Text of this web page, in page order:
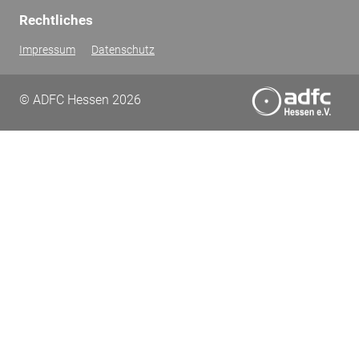
Rechtliches
Impressum Datenschutz
© ADFC Hessen 2026